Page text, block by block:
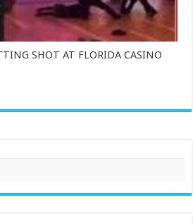
SHOT AT FLORIDA CASINO